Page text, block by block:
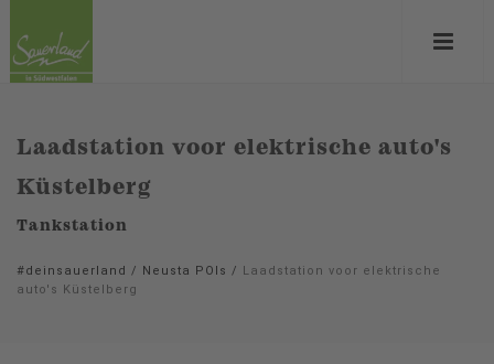
Laadstation voor elektrische auto's
Küstelberg
Tankstation
#deinsauerland / Neusta POIs / Laadstation voor elektrische
auto's Küstelberg